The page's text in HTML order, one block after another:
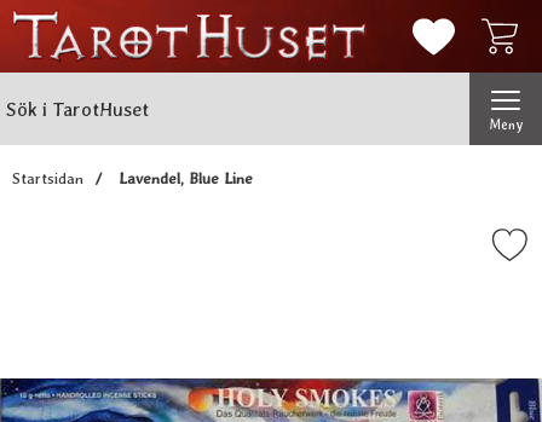
Mina
Meny
Startsidan Lavendel, Blue Line
Markera lavendel,